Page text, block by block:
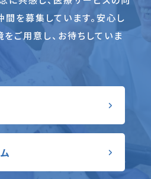
間を募集しています。安心し
ご用意し、お待ちしていま